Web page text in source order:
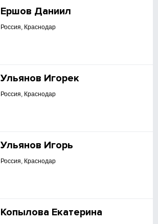
Ершов Даниил
Россия, Краснодар
Ульянов Игорек
Россия, Краснодар
Ульянов Игорь
Россия, Краснодар
Копылова Екатерина